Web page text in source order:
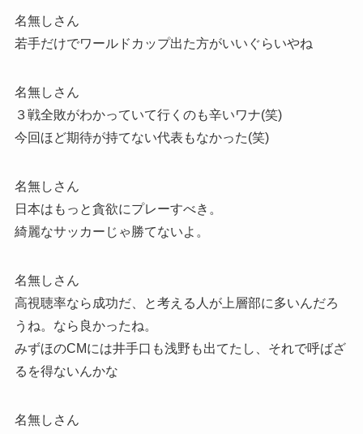
名無しさん
若手だけでワールドカップ出た方がいいぐらいやね
名無しさん
３戦全敗がわかっていて行くのも辛いワナ(笑)
今回ほど期待が持てない代表もなかった(笑)
名無しさん
日本はもっと貪欲にプレーすべき。
綺麗なサッカーじゃ勝てないよ。
名無しさん
高視聴率なら成功だ、と考える人が上層部に多いんだろ
うね。なら良かったね。
みずほのCMには井手口も浅野も出てたし、それで呼ばざ
るを得ないんかな
名無しさん